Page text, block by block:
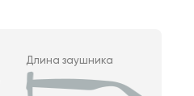
Длина заушника